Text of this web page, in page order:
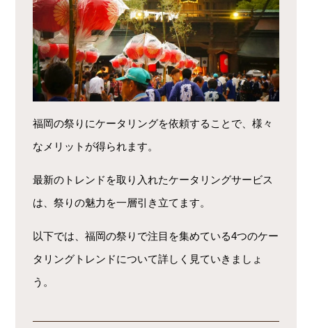
福岡の祭りにケータリングを依頼することで、様々
なメリットが得られます。
最新のトレンドを取り入れたケータリングサービス
は、祭りの魅力を一層引き立てます。
以下では 、福岡の祭りで注目を集めている4つのケー
タリングト レンドについて詳しく見ていきましょ
う。